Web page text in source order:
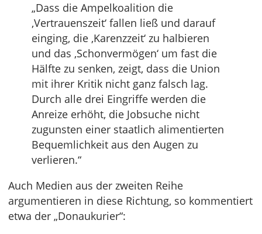
„Dass die Ampelkoalition die
‚Vertrauenszeit‘ fallen ließ und darauf
einging, die ‚Karenzzeit‘ zu halbieren
und das ‚Schonvermögen‘ um fast die
Hälfte zu senken, zeigt, dass die Union
mit ihrer Kritik nicht ganz falsch lag.
Durch alle drei Eingriffe werden die
Anreize erhöht, die Jobsuche nicht
zugunsten einer staatlich alimentierten
Bequemlichkeit aus den Augen zu
verlieren.“
Auch Medien aus der zweiten Reihe
argumentieren in diese Richtung, so kommentiert
etwa der „Donaukurier“: